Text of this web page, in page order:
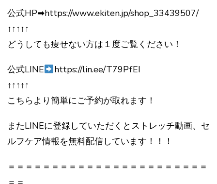
公式HP➡https://www.ekiten.jp/shop_33439507/
↑↑↑↑↑
どうしても痩せない方は１度ご覧ください！
公式LINE
https://lin.ee/T79PfEI
↑↑↑↑↑
こちらより簡単にご予約が取れます！
またLINEに登録していただくとストレッチ動画、セ
ルフケア情報を無料配信しています！！！
＝＝＝＝＝＝＝＝＝＝＝＝＝＝＝＝＝＝＝＝＝＝＝